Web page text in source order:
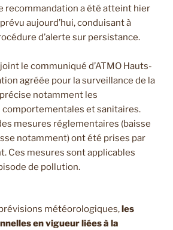
recommandation a été atteint hier
aujourd’hui, conduisant à
d’alerte sur persistance.
le communiqué d’ATMO Hauts-
agréée pour la surveillance de la
notamment les
et sanitaires.
mesures réglementaires (baisse
notamment) ont été prises par
Ces mesures sont applicables
de pollution.
météorologiques,les
en vigueur liées à la